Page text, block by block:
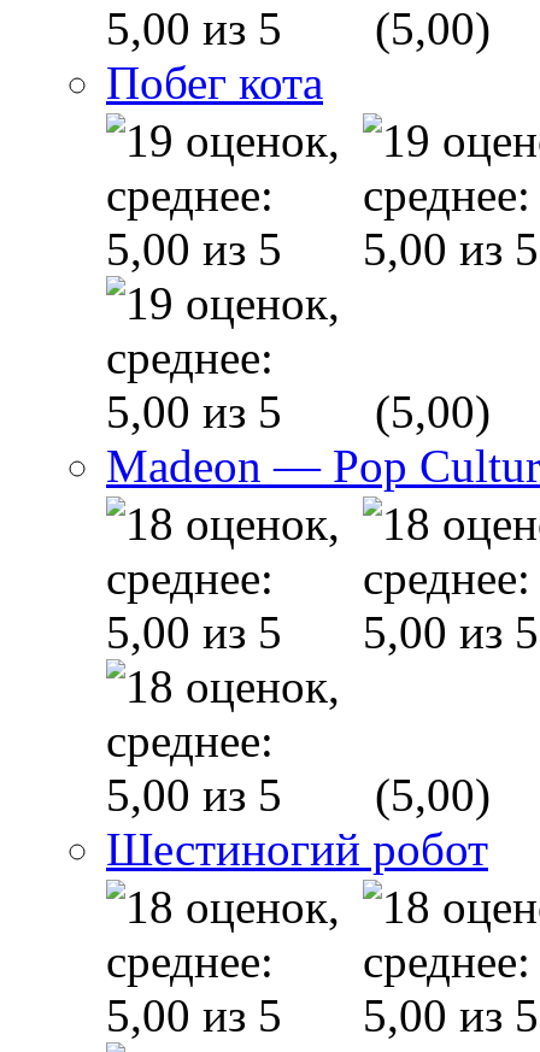
(5,00)
Побег кота
(5,00)
Madeon — Pop
(5,00)
Шестиногий робот